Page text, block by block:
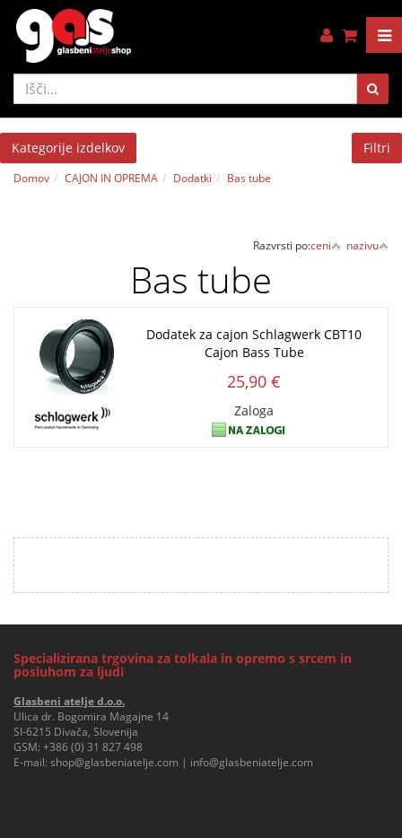
Kategorije izdelkov Filtri
Domov CAJON IN OPREMA Dodatki Bas tube
Razvrsti po:ceni nazivu
Bas tube
Dodatek za cajon Schlagwerk CBT10
Cajon Bass Tube
25,90 €
Zaloga
Specializirana trgovina za tolkala in opremo s srcem in
posluhom za ljudi
Glasbeni atelje d.o.o.
Ulica dr. Bogomira Magajne 14
SI-6215 Divača, Slovenija
GSM: +386 (0) 31 827 498
E-mail: shop@glasbeniatelje.com | info@glasbeniatelje.com